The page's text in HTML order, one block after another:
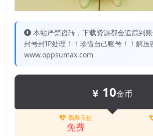
本站严禁盗转，下载资源都会追踪到
封号封IP处理！！珍惜自己账号！！解压
www.oppsumax.com
10金币
翡翠天使
免费